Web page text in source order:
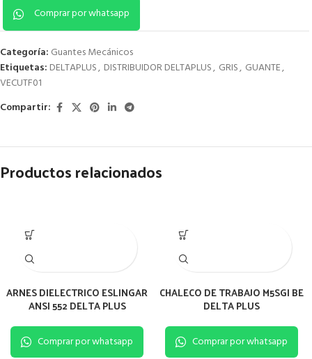
Comprar por whatsapp
Categoría: Guantes Mecánicos
Etiquetas: DELTAPLUS, DISTRIBUIDOR DELTAPLUS, GRIS, GUANTE,
VECUTF01
Compartir:
Productos relacionados
ARNES DIELECTRICO ESLINGAR
ANSI 552 DELTA PLUS
Comprar por whatsapp
CHALECO DE TRABAJO M5SGI BE
DELTA PLUS
Comprar por whatsapp